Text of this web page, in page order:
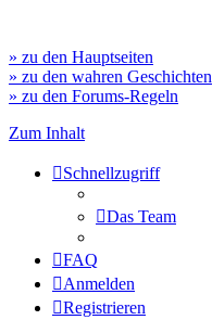
» zu den Hauptseiten
» zu den wahren Geschichten
» zu den Forums-Regeln
Zum Inhalt
Schnellzugriff
Das Team
FAQ
Anmelden
Registrieren